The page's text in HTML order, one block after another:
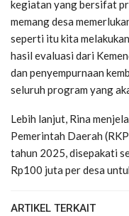
kegiatan yang bersifat
memang desa
seperti itu kita
hasil evaluasi dari
dan penyempurnaan
seluruh program yang
Lebih lanjut, Rina
Pemerintah Daerah
tahun 2025, disepakati
Rp100 juta per desa
ARTIKEL TERKAIT